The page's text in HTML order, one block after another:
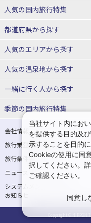
赤い風船ダイナミックパッケ
人気の国内旅行特集
東京ディズニーリゾート®への
都道府県から探す
北海道旅行・ツアー
東北
青森旅行・ツアー
宮城旅行・ツアー
山形旅行・ツアー
関東
東京旅行・ツアー
埼玉旅行・ツアー
茨城旅行・ツアー
人気のエリアから探す
函館旅行
仙台旅行
那須旅行
小笠原旅行
神津島旅行
新島旅行
人気の温泉地から探す
北海道
湯の川温泉(北海道)
十勝川温泉(北海道)
洞爺湖温泉(北海道)
層雲峡温泉(北海道)
花巻温泉(岩手)
かみのやま温泉(山形)
一緒に行く人から探す
一人旅 国内版
カップル・夫婦旅行 国内版
卒業旅行・学生旅行 国内版
季節の国内旅行特集
桜・お花見特集
夏休み・お盆の国内旅行
8月の国内旅行
10月の国内旅行
紅葉旅行
会社情報
旅行業登録票・約款
旅行条件書
ニュースリリース
システムメンテナンスの
お知らせ
当社サイト内にお
を提供する目的及
示することを目的
Cookieの使用に同
択してください。
ご確認ください。
同意し